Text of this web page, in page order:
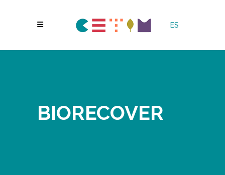
ES
BIORECOVER